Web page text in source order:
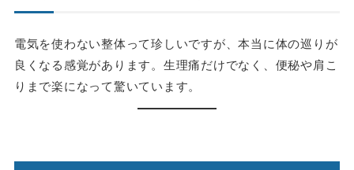
電気を使わない整体って珍しいですが、本当に体の巡りが
良くなる感覚があります。生理痛だけでなく、便秘や肩こ
りまで楽になって驚いています。